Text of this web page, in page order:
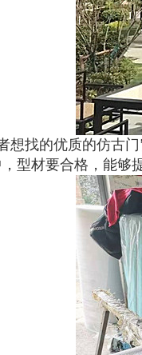
想找的优质的仿古
型材要合格，能够